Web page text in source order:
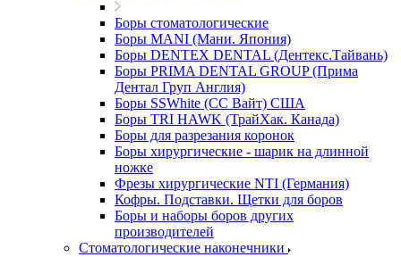
Боры стоматологические
Боры MANI (Мани. Япония)
Боры DENTEX DENTAL (Дентекс.Тайвань)
Боры PRIMA DENTAL GROUP (Прима
Дентал Груп Англия)
Боры SSWhite (СС Вайт) США
Боры TRI HAWK (ТрайХак. Канада)
Боры для разрезания коронок
Боры хирургические - шарик на длинной
ножке
Фрезы хирургические NTI (Германия)
Кофры. Подставки. Щетки для боров
Боры и наборы боров других
производителей
Стоматологические наконечники